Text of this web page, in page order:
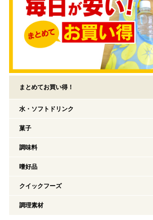
まとめてお買い得！
水・ソフトドリンク
菓子
調味料
嗜好品
クイックフーズ
調理素材